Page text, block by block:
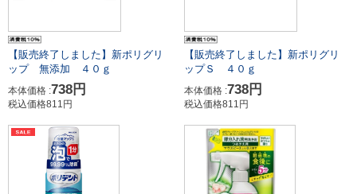
【販売終了しました】新ポリグリ
ップ 無添加 ４０ｇ
本体価格 :738円
税込価格811円
【販売終了しました】新ポリグリ
ップＳ ４０ｇ
本体価格 :738円
税込価格811円